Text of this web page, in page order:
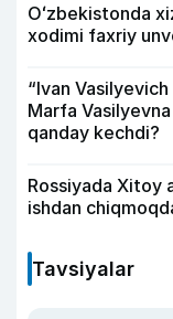
Oʻzbekistonda
xodimi faxriy
“Ivan
Marfa
qanday kechdi?
Rossiyada Xitoy
ishdan
Tavsiyalar